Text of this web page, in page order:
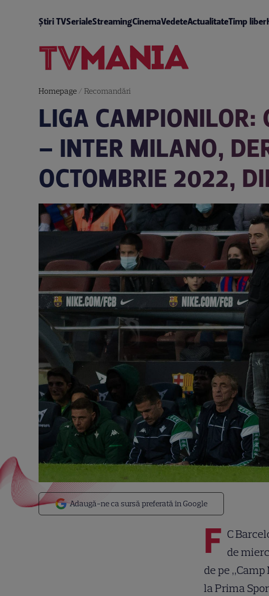
Știri TVSerialeStreamingCinemaVedeteActualitateTimp liber
Homepage/ Recomandări
LIGA CAMPIONILOR:
– INTER MILANO,
OCTOMBRIE 2022,
Adaugă-ne ca sursă preferată în Google
F C
de
de pe
la Prima